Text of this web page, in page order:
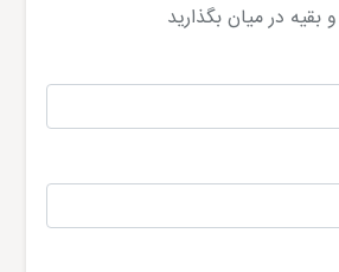
بقیه در میان بگذارید